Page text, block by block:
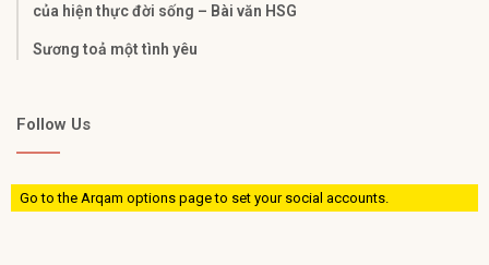
của hiện thực đời sống – Bài văn HSG
Sương toả một tình yêu
Follow Us
Go to the Arqam options page to set your social accounts.